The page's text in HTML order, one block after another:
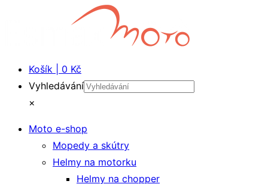
Košík | 0 Kč
Vyhledávání
×
Moto e-shop
Mopedy a skútry
Helmy na motorku
Helmy na chopper